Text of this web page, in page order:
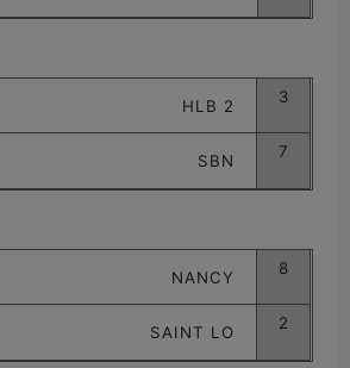
HLB 2 3
SBN 7
NANCY 8
SAINT LO 2